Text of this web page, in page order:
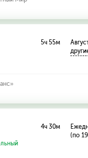
5ч 55м
4ч 30м
(по